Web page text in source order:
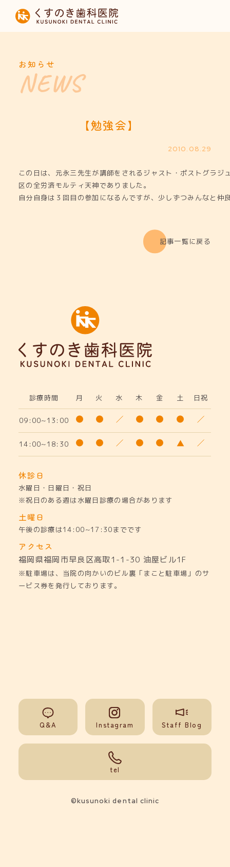
HOME
診療内容
お知らせ
お知らせ
【勉強会】
2010.08.29
この日は、元永三先生が講師をされるジャスト・ポストグラジ
区の全労済モルティ天神でありました。
自分自身は３回目の参加になるんですが、少しずつみんなと仲
記事一覧に戻る
診療時間 月 火 水 木 金 土 日祝
09:00~13:00
14:00~18:30
休診日
水曜日・日曜日・祝日
※祝日のある週は水曜日診療の場合があります
土曜日
午後の診療は14:00~17:30までです
アクセス
福岡県福岡市早良区高取1-1-30 油屋ビル1F
※駐車場は、当院の向かいのビル裏「まこと駐車場」のサ
ービス券を発行しております。
Q&A Instagram Staff Blog
tel
©kusunoki dental clinic